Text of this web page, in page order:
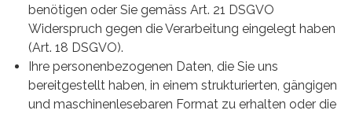
benötigen oder Sie gemäss Art. 21 DSGVO
Widerspruch gegen die Verarbeitung eingelegt haben
(Art. 18 DSGVO).
Ihre personenbezogenen Daten, die Sie uns
bereitgestellt haben, in einem strukturierten, gängigen
und maschinenlesebaren Format zu erhalten oder die